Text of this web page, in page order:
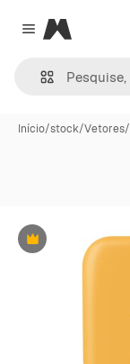
Close menu
Magnific
Início/stock/Vetores/
Premium